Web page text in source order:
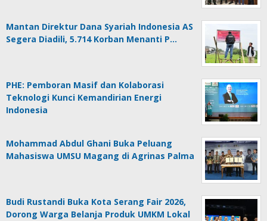
Mantan Direktur Dana Syariah Indonesia AS
Segera Diadili, 5.714 Korban Menanti P…
PHE: Pemboran Masif dan Kolaborasi
Teknologi Kunci Kemandirian Energi
Indonesia
Mohammad Abdul Ghani Buka Peluang
Mahasiswa UMSU Magang di Agrinas Palma
Budi Rustandi Buka Kota Serang Fair 2026,
Dorong Warga Belanja Produk UMKM Lokal